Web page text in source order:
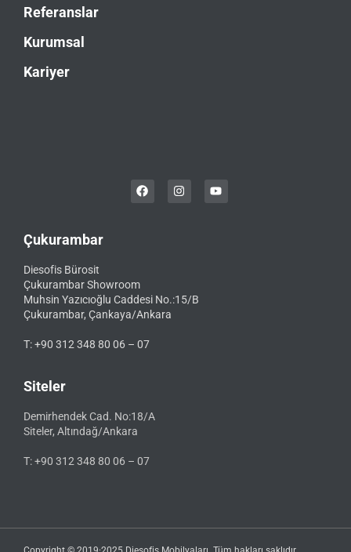
Referanslar
Kurumsal
Kariyer
Çukurambar
Diesofis Bürosit
Çukurambar Showroom
Muhsin Yazıcıoğlu Caddesi No.:15/B
Çukurambar, Çankaya/Ankara
T: +90 312 348 80 06 – 07
Siteler
Demirhendek Cad. No:18/A
Siteler, Altındağ/Ankara
T: +90 312 348 80 06 – 07